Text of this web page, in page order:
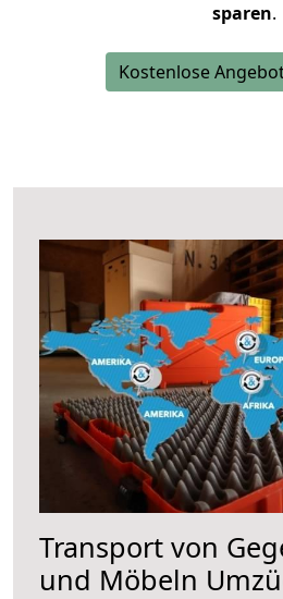
sparen.
Kostenlose
Transport von
und Möbeln